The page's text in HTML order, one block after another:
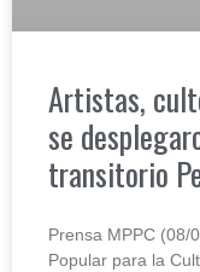
Artistas,
se
transitorio
Prensa MPPC (08/
Popular para la